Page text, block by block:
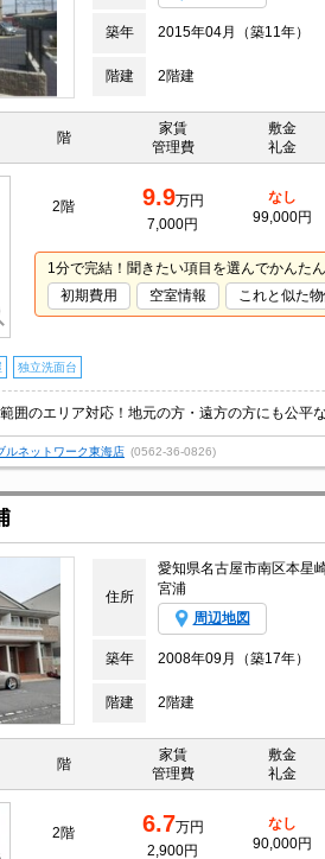
築年 2015年04月（築11年）
階建 2階建
階
家賃
管理費
敷金
礼金
2階 9.9万円
7,000円
なし
99,000円
1分で完結！聞きたい項目を選んでかんた
初期費用
空室情報 これと似た
独立洗面台
囲のエリア対応！地元の方・遠方の方にも公平
ルネットワーク東海店 (0562-36-0826)
住所
愛知県名古屋市南区本星
宮浦
周辺地図
築年 2008年09月（築17年）
階建 2階建
階
家賃
管理費
敷金
礼金
2階 6.7万円
2,900円
なし
90,000円